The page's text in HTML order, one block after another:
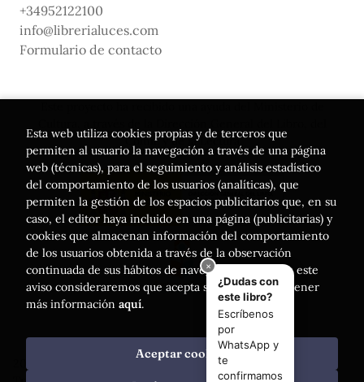
+34952122100
info@librerialuces.com
Formulario de contacto
Cómic y de la Lectura
. Todos los Derechos Reservados |
Esta web utiliza cookies propias y de terceros que
permiten al usuario la navegación a través de una página
web (técnicas), para el seguimiento y análisis estadístico
del comportamiento de los usuarios (analíticas), que
permiten la gestión de los espacios publicitarios que, en su
caso, el editor haya incluido en una página (publicitarias) y
cookies que almacenan información del comportamiento
de los usuarios obtenida a través de la observación
continuada de sus hábitos de navegación. Si acepta este
aviso consideraremos que acepta su uso. Puede obtener
más información aquí.
Aceptar cookies